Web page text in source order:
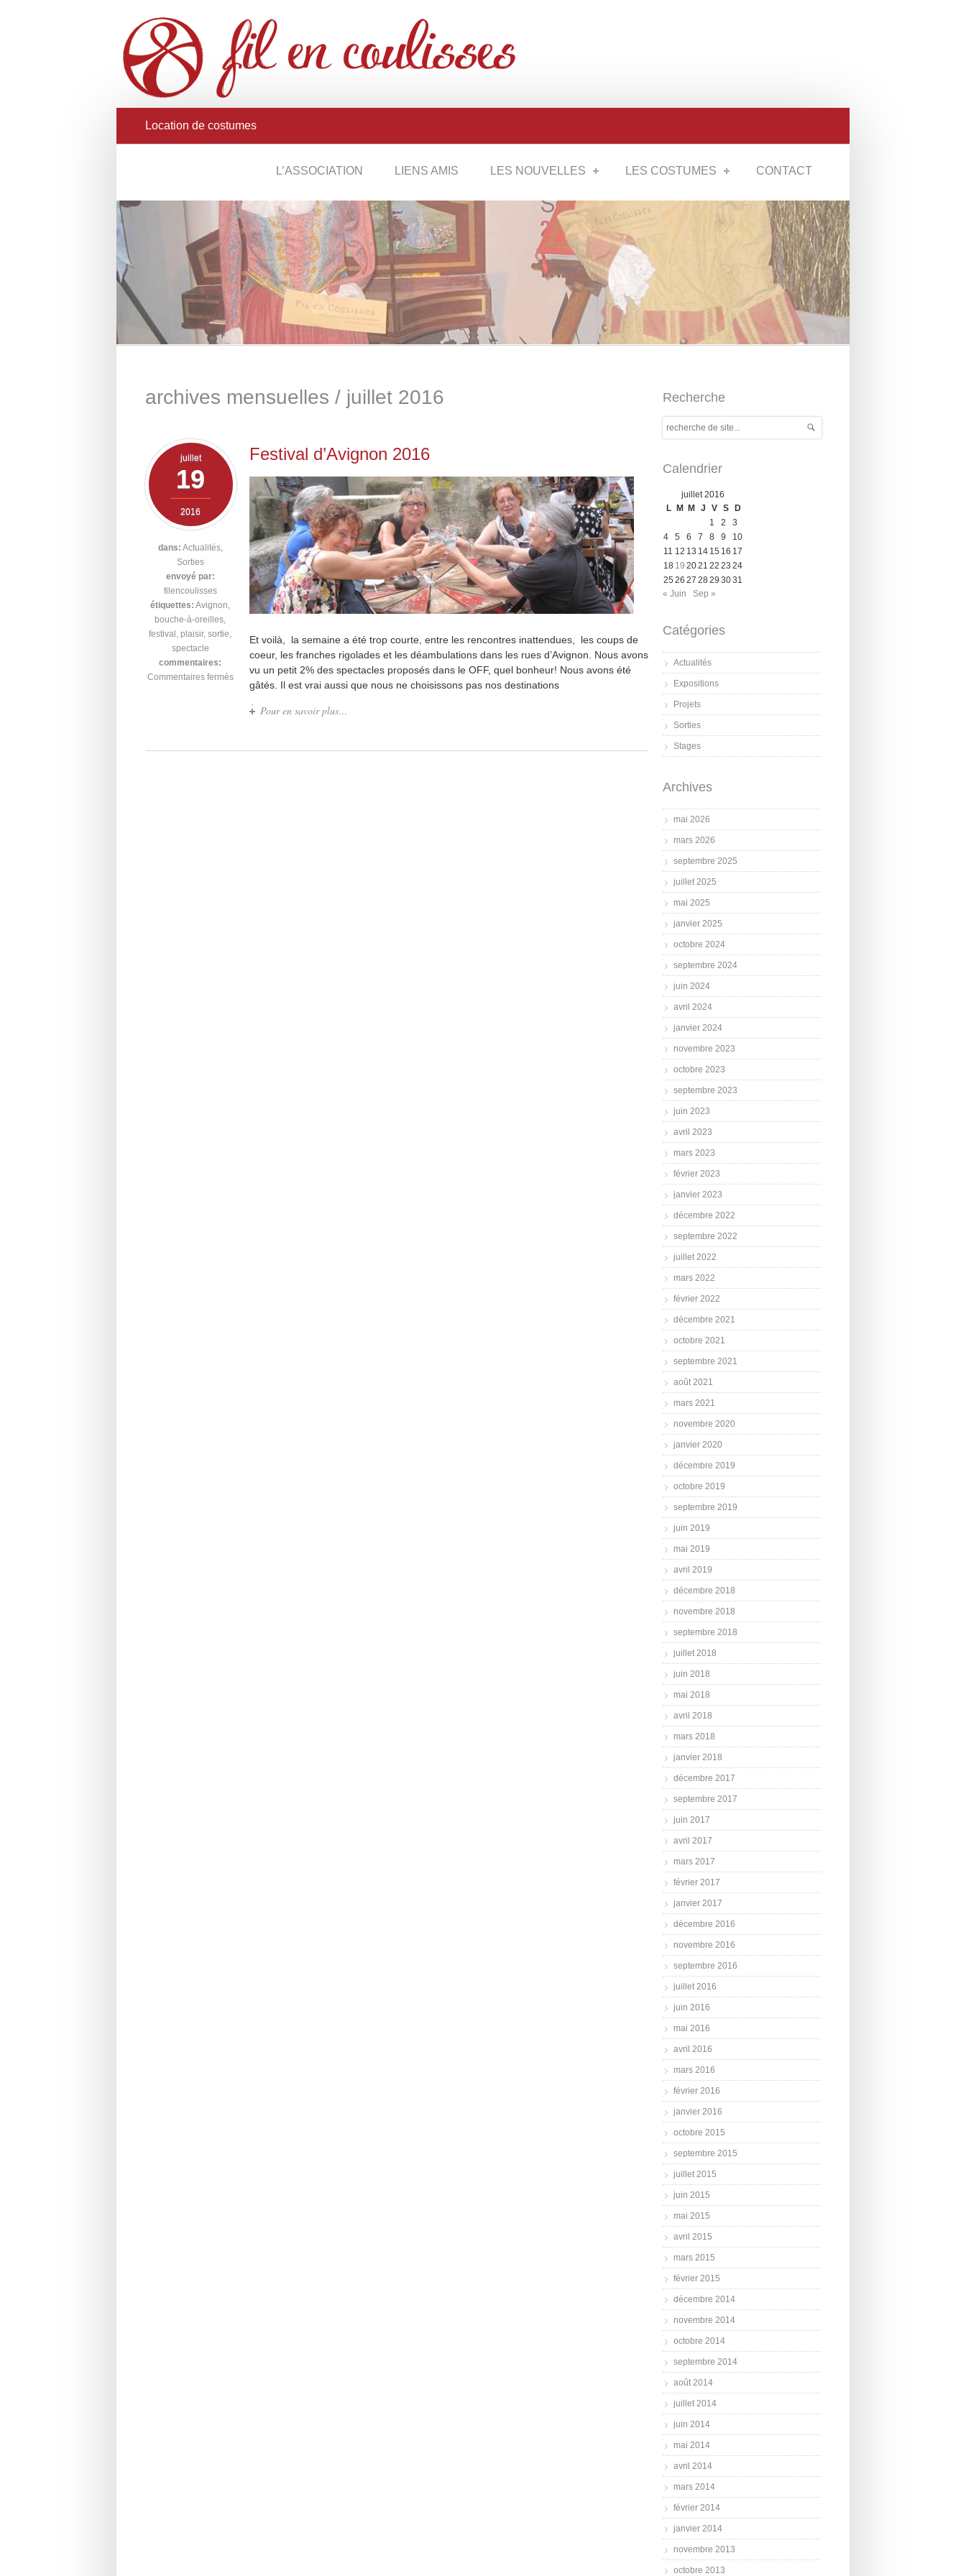
Location de costumes
L’ASSOCIATION LIENS AMIS LES NOUVELLES LES COSTUMES CONTACT
archives mensuelles / juillet 2016
juillet
19
2016
dans: Actualités,
Sorties
envoyé par:
filencoulisses
étiquettes: Avignon,
bouche-à-oreilles,
festival , plaisir, sortie,
spectacle
commentaires:
Commentaires fermés
Festival d’Avignon 2016
Et voilà, la semaine a été trop courte, entre les rencontres inattendues, les coups de
coeur, les franches rigolades et les déambulations dans les rues d’Avignon. Nous avons
vu un petit 2% des spectacles proposés dans le OFF, quel bonheur! Nous avons été
gâtés. Il est vrai aussi que nous ne choisissons pas nos destinations
Pour en savoir plus…
Recherche
Calendrier
juillet 2016
L M M J V S D
1
2
3
4
5 6 7 8 9
10
11 12 13 14 15 16 17
18 19 2021 22 23 24
25 26 27 2829 3031
« Juin
Sep »
Catégories
Actualités
Expositions
Projets
Sorties
Stages
Archives
mai 2026
mars 2026
septembre 2025
juillet 2025
mai 2025
janvier 2025
octobre 2024
septembre 2024
juin 2024
avril 2024
janvier 2024
novembre 2023
octobre 2023
septembre 2023
juin 2023
avril 2023
mars 2023
février 2023
janvier 2023
décembre 2022
septembre 2022
juillet 2022
mars 2022
février 2022
décembre 2021
octobre 2021
septembre 2021
août 2021
mars 2021
novembre 2020
janvier 2020
décembre 2019
octobre 2019
septembre 2019
juin 2019
mai 2019
avril 2019
décembre 2018
novembre 2018
septembre 2018
juillet 2018
juin 2018
mai 2018
avril 2018
mars 2018
janvier 2018
décembre 2017
septembre 2017
juin 2017
avril 2017
mars 2017
février 2017
janvier 2017
décembre 2016
novembre 2016
septembre 2016
juillet 2016
juin 2016
mai 2016
avril 2016
mars 2016
février 2016
janvier 2016
octobre 2015
septembre 2015
juillet 2015
juin 2015
mai 2015
avril 2015
mars 2015
février 2015
décembre 2014
novembre 2014
octobre 2014
septembre 2014
août 2014
juillet 2014
juin 2014
mai 2014
avril 2014
mars 2014
février 2014
janvier 2014
novembre 2013
octobre 2013